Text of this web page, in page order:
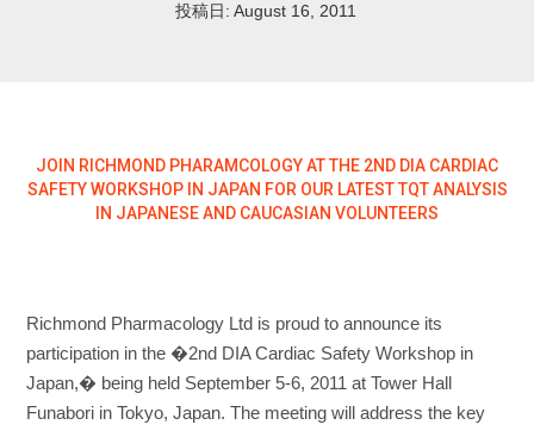
投稿日: August 16, 2011
JOIN RICHMOND PHARAMCOLOGY AT THE 2ND DIA CARDIAC
SAFETY WORKSHOP IN JAPAN FOR OUR LATEST TQT ANALYSIS
IN JAPANESE AND CAUCASIAN VOLUNTEERS
Richmond Pharmacology Ltd is proud to announce its
participation in the �2nd DIA Cardiac Safety Workshop in
Japan,� being held September 5-6, 2011 at Tower Hall
Funabori in Tokyo, Japan. The meeting will address the key